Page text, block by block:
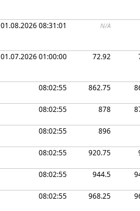
01.08.2026 08:31:01 N/A
01.07.2026 01:00:00 72.92
08:02:55 862.75
08:02:55 878
08:02:55 896
08:02:55 920.75
08:02:55 944.5
08:02:55 968.25